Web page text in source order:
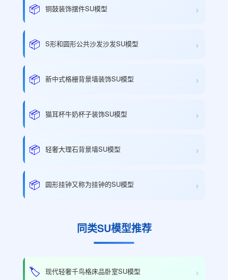
📦 铜鼓装饰摆件SU模型 ›
📦 S形和圆形公共沙发沙发SU模型 ›
📦 新中式格栅背景墙装饰SU模型 ›
📦 猫耳杯牛奶杯子装饰SU模型 ›
📦 轻奢大理石背景墙SU模型 ›
📦 圆形挂钟又称为挂钟的SU模型 ›
同类SU模型推荐
🏷️ 现代轻奢千鸟格床品卧室SU模型 ›